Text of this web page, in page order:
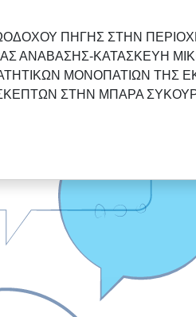
ΠΗΓΗΣ ΣΤΗΝ
ΑΝΑΒΑΣΗΣ-ΚΑΤΑΣΚΕΥΗ
ΜΟΝΟΠΑΤΙΩΝ ΤΗΣ
ΣΤΗΝ ΜΠΑΡΑ